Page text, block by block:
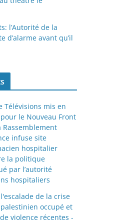
l’Autorité de la
d’alarme avant qu’il
Télévisions mis en
le Nouveau Front
infuse site
hospitalier
la politique
par l’autorité
hospitaliers
de la crise
occupé et
violence récentes -